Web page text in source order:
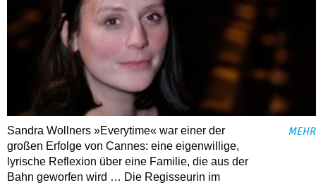
Sandra Wollners »Everytime« war einer der
großen Erfolge von Cannes: eine eigenwillige,
lyrische Reflexion über eine ­Familie, die aus der
Bahn geworfen wird … Die Regisseurin im
MEHR